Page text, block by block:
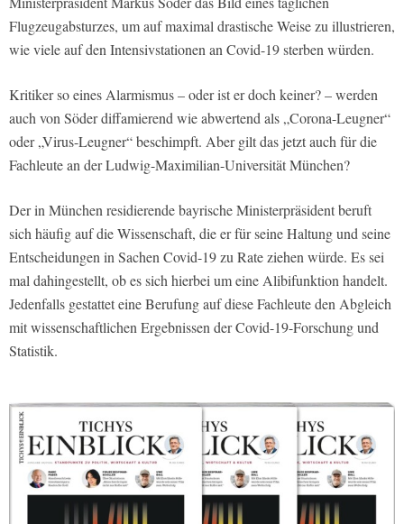
Flugzeugabsturzes, um auf maximal drastische Weise zu illustrieren,
wie viele auf den Intensivstationen an Covid-19 sterben würden.
Kritiker so eines Alarmismus – oder ist er doch keiner? – werden
auch von Söder diffamierend wie abwertend als „Corona-Leugner“
oder „Virus-Leugner“ beschimpft. Aber gilt das jetzt auch für die
Fachleute an der Ludwig-Maximilian-Universität München?
Der in München residierende bayrische Ministerpräsident beruft
sich häufig auf die Wissenschaft, die er für seine Haltung und seine
Entscheidungen in Sachen Covid-19 zu Rate ziehen würde. Es sei
mal dahingestellt, ob es sich hierbei um eine Alibifunktion handelt.
Jedenfalls gestattet eine Berufung auf diese Fachleute den Abgleich
mit wissenschaftlichen Ergebnissen der Covid-19-Forschung und
Statistik.